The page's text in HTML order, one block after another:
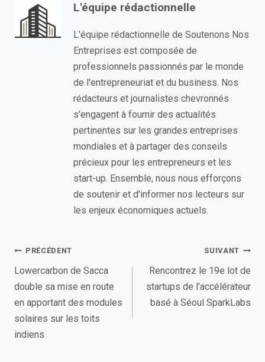
L'équipe rédactionnelle
L'équipe rédactionnelle de Soutenons Nos
Entreprises est composée de
professionnels passionnés par le monde
de l'entrepreneuriat et du business. Nos
rédacteurs et journalistes chevronnés
s'engagent à fournir des actualités
pertinentes sur les grandes entreprises
mondiales et à partager des conseils
précieux pour les entrepreneurs et les
start-up. Ensemble, nous nous efforçons
de soutenir et d'informer nos lecteurs sur
les enjeux économiques actuels.
Navigation
de
l’article
PRÉCÉDENT
Lowercarbon de Sacca
double sa mise en route
en apportant des modules
solaires sur les toits
indiens
SUIVANT
Rencontrez le 19e lot de
startups de l’accélérateur
basé à Séoul SparkLabs